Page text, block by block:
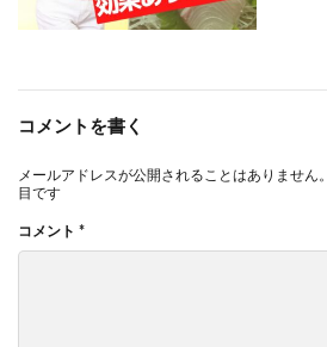
コメントを書く
メールアドレスが公開されることはありません。
目です
コメント *